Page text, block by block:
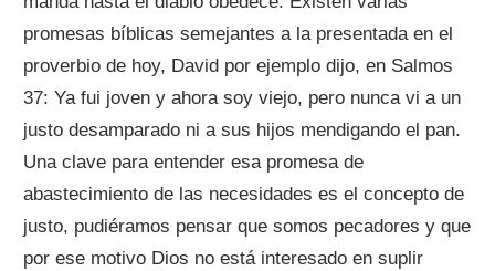
promesas bíblicas semejantes a la presentada en el
proverbio de hoy, David por ejemplo dijo, en Salmos
37: Ya fui joven y ahora soy viejo, pero nunca vi a un
justo desamparado ni a sus hijos mendigando el pan.
Una clave para entender esa promesa de
abastecimiento de las necesidades es el concepto de
justo, pudiéramos pensar que somos pecadores y que
por ese motivo Dios no está interesado en suplir